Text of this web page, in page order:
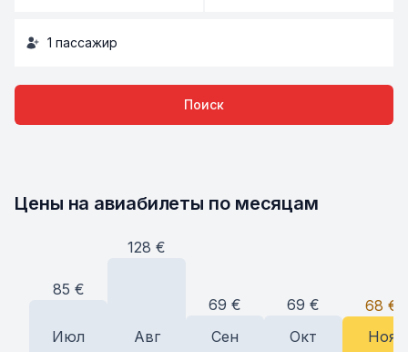
1 пассажир
Поиск
Цены на авиабилеты по месяцам
85 €
Июл
128 €
Авг
69 €
Сен
69 €
Окт
68 €
Ноя